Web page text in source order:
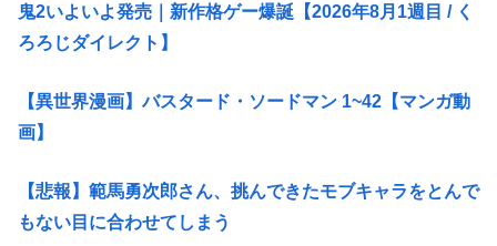
鬼2いよいよ発売｜新作格ゲー爆誕【2026年8月1週目 / く
ろろじダイレクト】
【異世界漫画】バスタード・ソードマン 1~42【マンガ動
画】
【悲報】範馬勇次郎さん、挑んできたモブキャラをとんで
もない目に合わせてしまう